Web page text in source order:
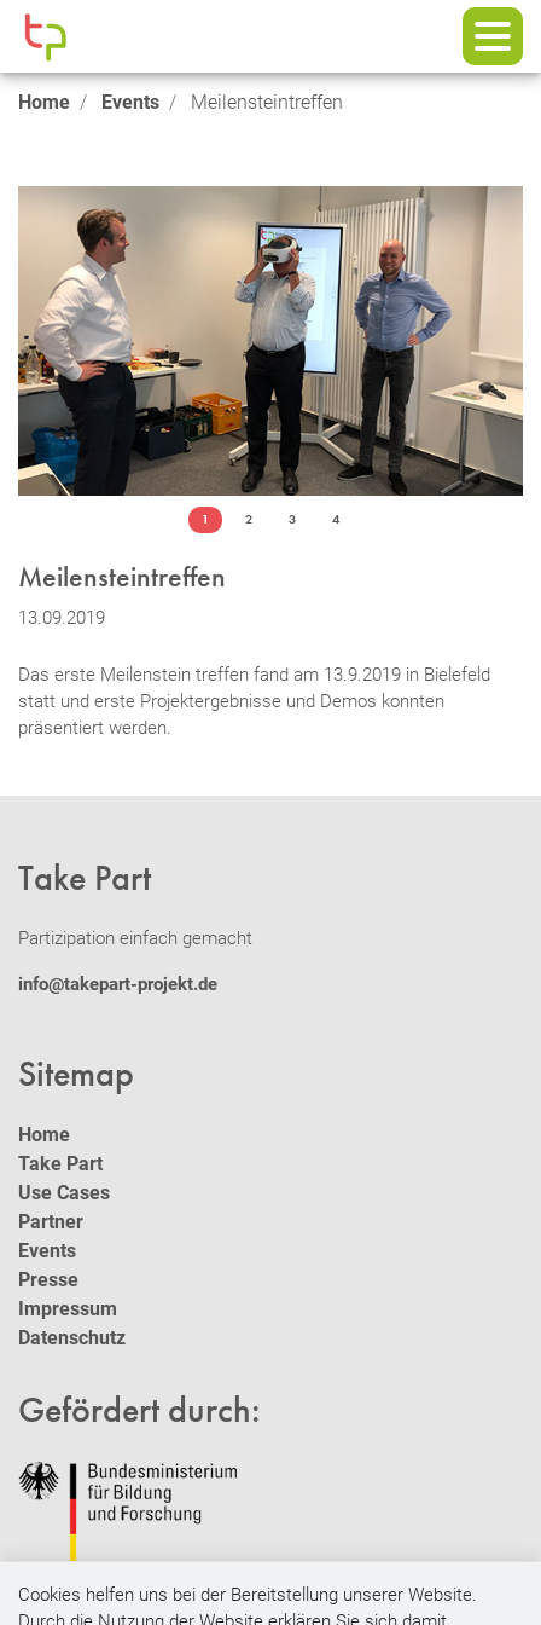
Home Events Meilensteintreffen
1 2 3 4
Meilensteintreffen
13.09.2019
Das erste Meilenstein treffen fand am 13.9.2019 in Bielefeld
statt und erste Projektergebnisse und Demos konnten
präsentiert werden.
Take Part
Partizipation einfach gemacht
info@takepart-projekt.de
Sitemap
Home
Take Part
Use Cases
Partner
Events
Presse
Impressum
Datenschutz
Gefördert durch:
Cookies helfen uns bei der Bereitstellung unserer Website.
Durch die Nutzung der Website erklären Sie sich damit